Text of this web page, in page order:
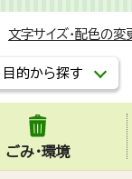
文字サイズ・配色の変
目的から探す
ごみ・環境